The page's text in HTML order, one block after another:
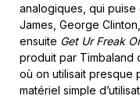
analogiques, qui
James, George
ensuite Get Ur Freak
produit par Timbaland
où on utilisait presque
matériel simple